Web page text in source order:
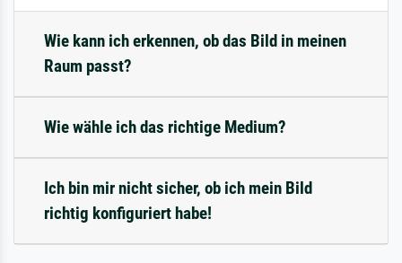
Wie kann ich erkennen, ob das Bild in meinen
Raum passt?
Wie wähle ich das richtige Medium?
Ich bin mir nicht sicher, ob ich mein Bild
richtig konfiguriert habe!